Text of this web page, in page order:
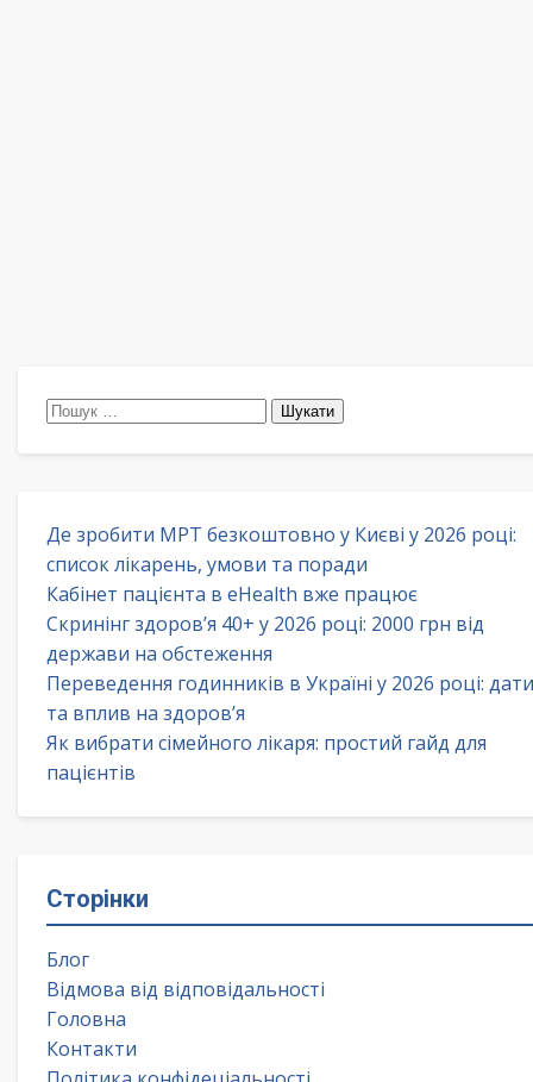
Пошук:
Де зробити МРТ безкоштовно у Києві у 2026 році:
список лікарень, умови та поради
Кабінет пацієнта в eHealth вже працює
Скринінг здоров’я 40+ у 2026 році: 2000 грн від
держави на обстеження
Переведення годинників в Україні у 2026 році: дати
та вплив на здоров’я
Як вибрати сімейного лікаря: простий гайд для
пацієнтів
Сторінки
Блог
Відмова від відповідальності
Головна
Контакти